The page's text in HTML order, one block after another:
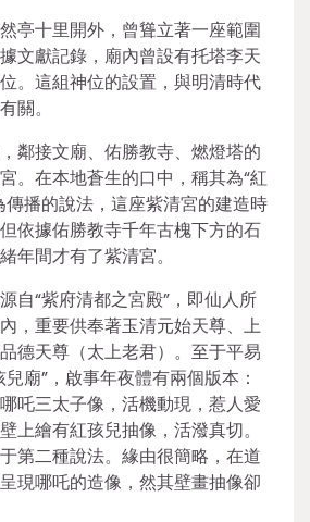
亭十里開外，曾聳立著一座範圍
文獻記錄，廟內曾設有托塔李天
。這組神位的設置，與明清時代
關。
鄰接文廟、佑勝教寺、燃燈塔的
。在本地蒼生的口中，稱其為“紅
傳播的說法，這座紫清宮的建造時
依據佑勝教寺千年古槐下方的石
年間才有了紫清宮。
自“紫府清都之宮殿”，即仙人所
，重要供奉著玉清元始天尊、上
德天尊（太上老君）。至于平易
廟”，啟事年夜體有兩個版本：
吒三太子像，活機動現，惹人愛
上繪有紅孩兒抽像，活潑真切。
第二種說法。緣由很簡略，在道
現哪吒的造像，然其壁畫抽像卻